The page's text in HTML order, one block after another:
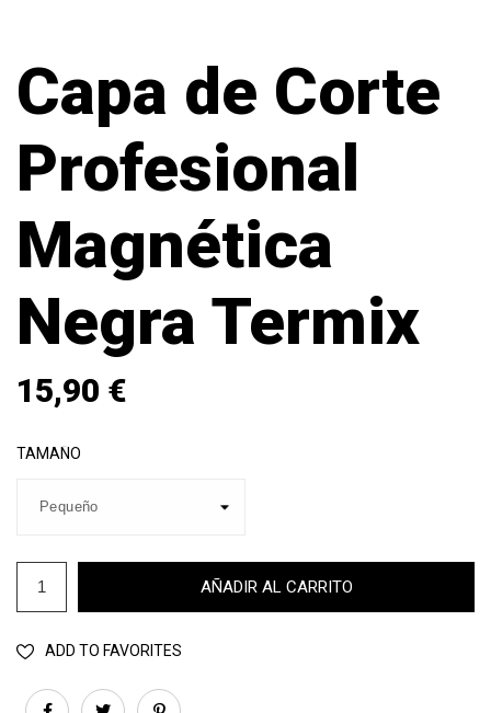
Capa de Corte
Profesional
Magnética
Negra Termix
15,90 €
TAMAÑO
AÑADIR AL CARRITO
ADD TO FAVORITES